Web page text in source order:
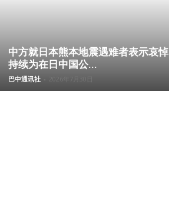
中方就日本熊本地震遇难者表示哀悼
持续为在日中国公...
巴中通讯社 - 2026年7月30日